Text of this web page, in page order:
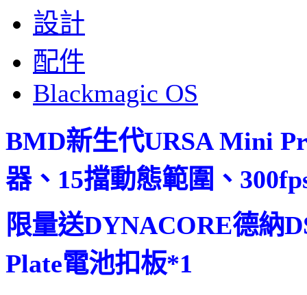
設計
配件
Blackmagic OS
BMD新生代URSA Mini
器、15擋動態範圍、
限量送DYNACORE德納
Plate電池扣板*1